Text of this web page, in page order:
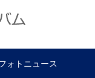
ォトニュース